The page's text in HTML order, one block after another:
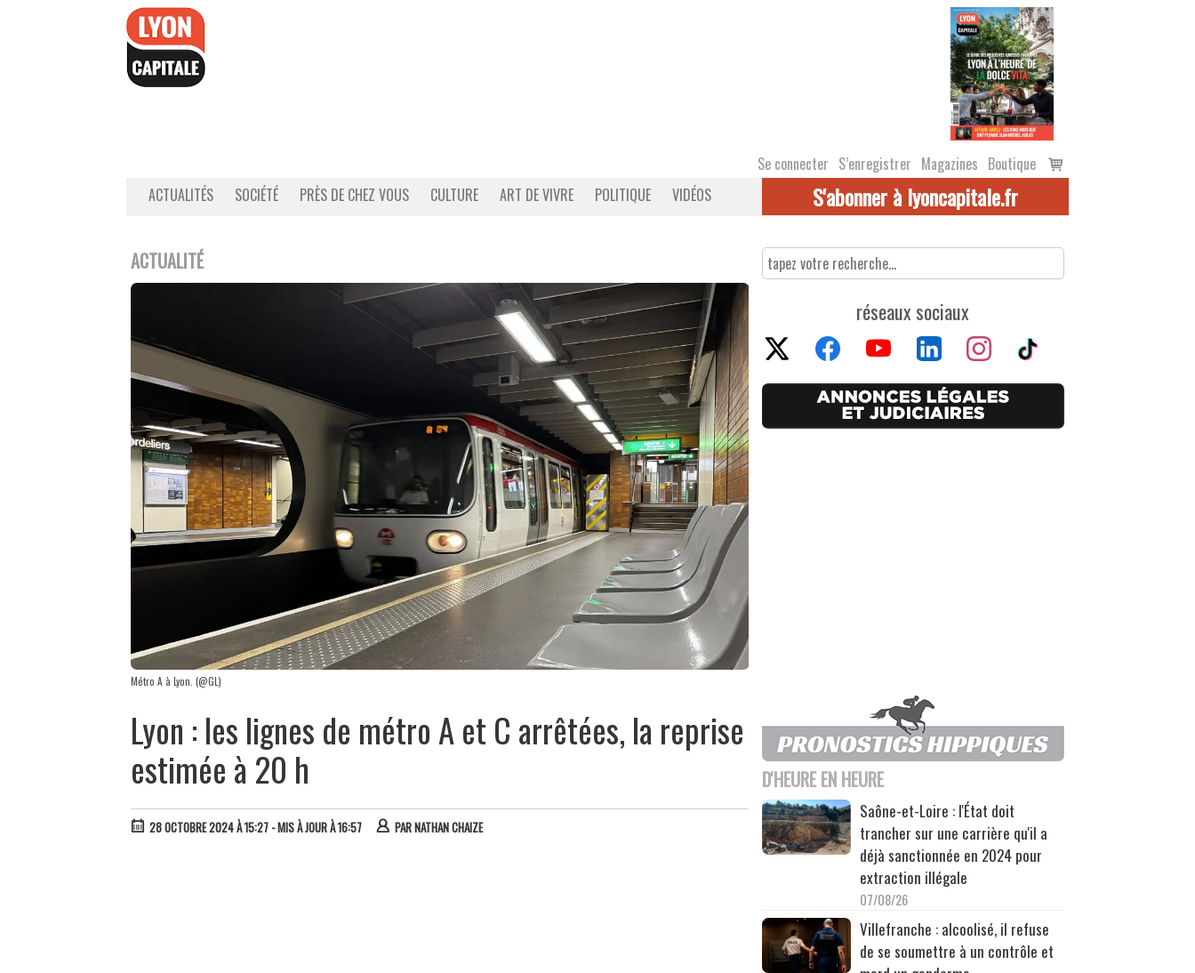
Se connecter S’enregistrer Magazines Boutique
Voir
le
ACTUALITÉS SOCIÉTÉ PRÈS DE CHEZ VOUS CULTURE ART DE VIVRE POLITIQUE VIDÉOS S'abonner à lyoncapitale.fr
ACTUALITÉ
Métro A à Lyon. (@GL)
Lyon : les lignes de métro A et C arrêtées, la reprise
estimée à 20 h
28 OCTOBRE 2024 À 15:27 - MIS À JOUR À 16:57 PARNATHAN CHAIZE
réseaux sociaux
D'HEURE EN HEURE
Saône-et-Loire : l'État doit
trancher sur une carrière qu'il a
déjà sanctionnée en 2024 pour
extraction illégale
07/08/26
Villefranche : alcoolisé, il refuse
de se soumettre à un contrôle et